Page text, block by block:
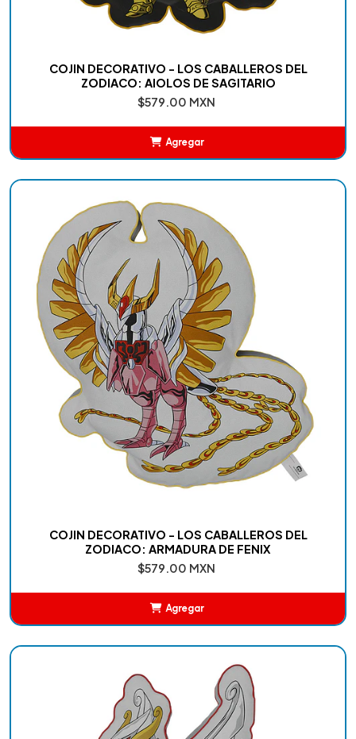
COJIN DECORATIVO - LOS CABALLEROS DEL
ZODIACO: AIOLOS DE SAGITARIO
$579.00 MXN
Agregar
COJIN DECORATIVO - LOS CABALLEROS DEL
ZODIACO: ARMADURA DE FENIX
$579.00 MXN
Agregar